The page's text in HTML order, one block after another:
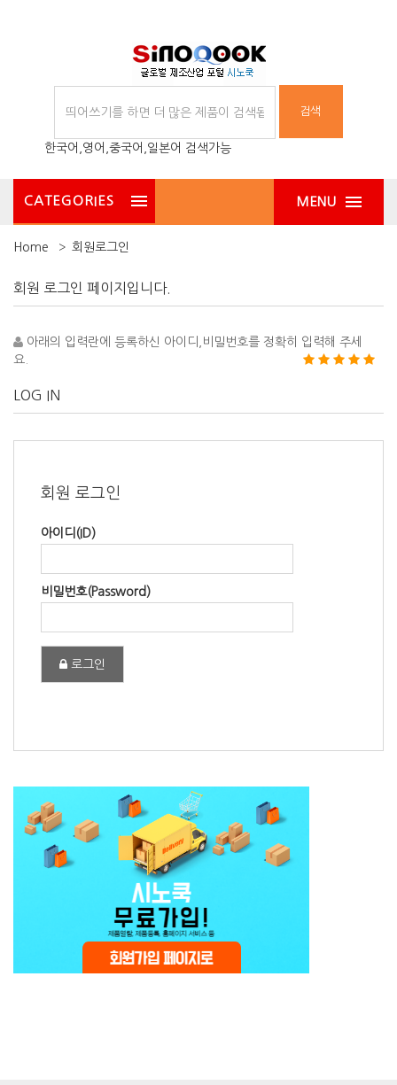
검색
한국어,영어,중국어,일본어 검색가능
CATEGORIES MENU
Home 회원로그인
회원 로그인 페이지입니다.
아래의 입력란에 등록하신 아이디,비밀번호를 정확히 입력해 주세
요.
LOG IN
회원 로그인
아이디(ID)
비밀번호(Password)
로그인